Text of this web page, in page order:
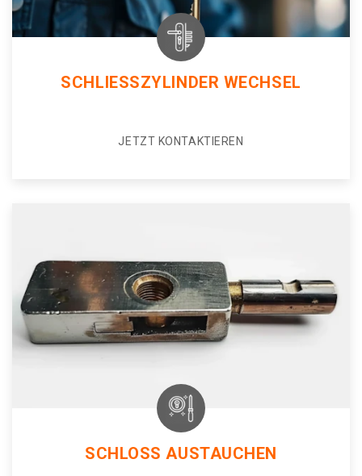
SCHLIESSZYLINDER WECHSEL
JETZT KONTAKTIEREN
SCHLOSS AUSTAUCHEN